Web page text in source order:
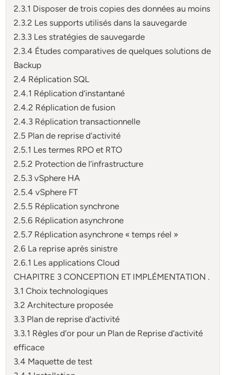
2.3.1 Disposer de trois copies des données au moins
2.3.2 Les supports utilisés dans la sauvegarde
2.3.3 Les stratégies de sauvegarde
2.3.4 Études comparatives de quelques solutions de
Backup
2.4 Réplication SQL
2.4.1 Réplication d’instantané
2.4.2 Réplication de fusion
2.4.3 Réplication transactionnelle
2.5 Plan de reprise d’activité
2.5.1 Les termes RPO et RTO
2.5.2 Protection de l’infrastructure
2.5.3 vSphere HA
2.5.4 vSphere FT
2.5.5 Réplication synchrone
2.5.6 Réplication asynchrone
2.5.7 Réplication asynchrone « temps réel »
2.6 La reprise après sinistre
2.6.1 Les applications Cloud
CHAPITRE 3 CONCEPTION ET IMPLÉMENTATION .
3.1 Choix technologiques
3.2 Architecture proposée
3.3 Plan de reprise d’activité
3.3.1 Règles d’or pour un Plan de Reprise d’activité
efficace
3.4 Maquette de test